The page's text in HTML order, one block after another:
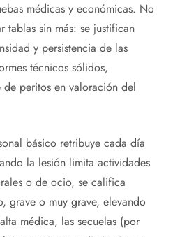
médicas y económicas. No
tablas sin más: se justifican
y persistencia de las
técnicos sólidos,
de peritos en valoración del
básico retribuye cada día
la lesión limita actividades
o de ocio, se califica
grave o muy grave, elevando
médica, las secuelas (por